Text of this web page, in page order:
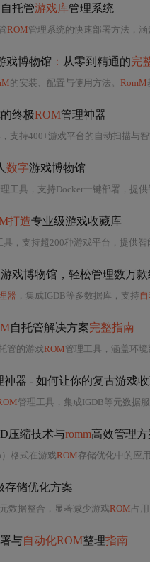
托管游戏库管理系统
ROM管理系统的快速部署方法，涵盖Docker环境
戏博物馆 ： 从零到精通的完
的安装、配置与使用方法。 RomM
终极ROM管理神器
自动扫描与智能分类，集成IGDB等元数据源实现封面、描述、发行信息等自动填充，并内置EmulatorJS/RuffleRS浏
数字游戏博物馆
具，支持Docker一键部署，提供智能扫描、元数据自动匹配（依赖IGDB API
打造专业级游戏收藏库
游戏平台，提供智能元数据自动抓取（封面、描述、发行信息等）、跨平台统一管理、高效布尔搜索与筛选、视觉化画廊展示四
戏博物馆，轻松管理数万
器 ，集成IGDB等多数据库，支持
自托管解决方案完整指南
管的游戏ROM管理工具，涵盖环境部署（Docker）、库配置（路径与元数据源设置）、自动扫描与元数据获取三大核心步
神器 - 如何让你的复古游戏
管理工具，集成IGDB等元数据
压缩技术与romm高效管理方
）格式在游戏ROM存储优化中的应用，涵盖
存储优化方案
数据整合，显著减少游戏ROM占用空
与自动化ROM整理指南